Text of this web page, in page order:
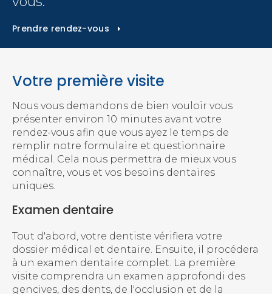
Prendre rendez-vous
Votre première visite
Nous vous demandons de bien vouloir vous
présenter environ 10 minutes avant votre
rendez-vous afin que vous ayez le temps de
remplir notre formulaire et questionnaire
médical. Cela nous permettra de mieux vous
connaître, vous et vos besoins dentaires
uniques.
Examen dentaire
Tout d'abord, votre dentiste vérifiera votre
dossier médical et dentaire. Ensuite, il procédera
à un examen dentaire complet. La première
visite comprendra un examen approfondi des
gencives, des dents, de l'occlusion et de la